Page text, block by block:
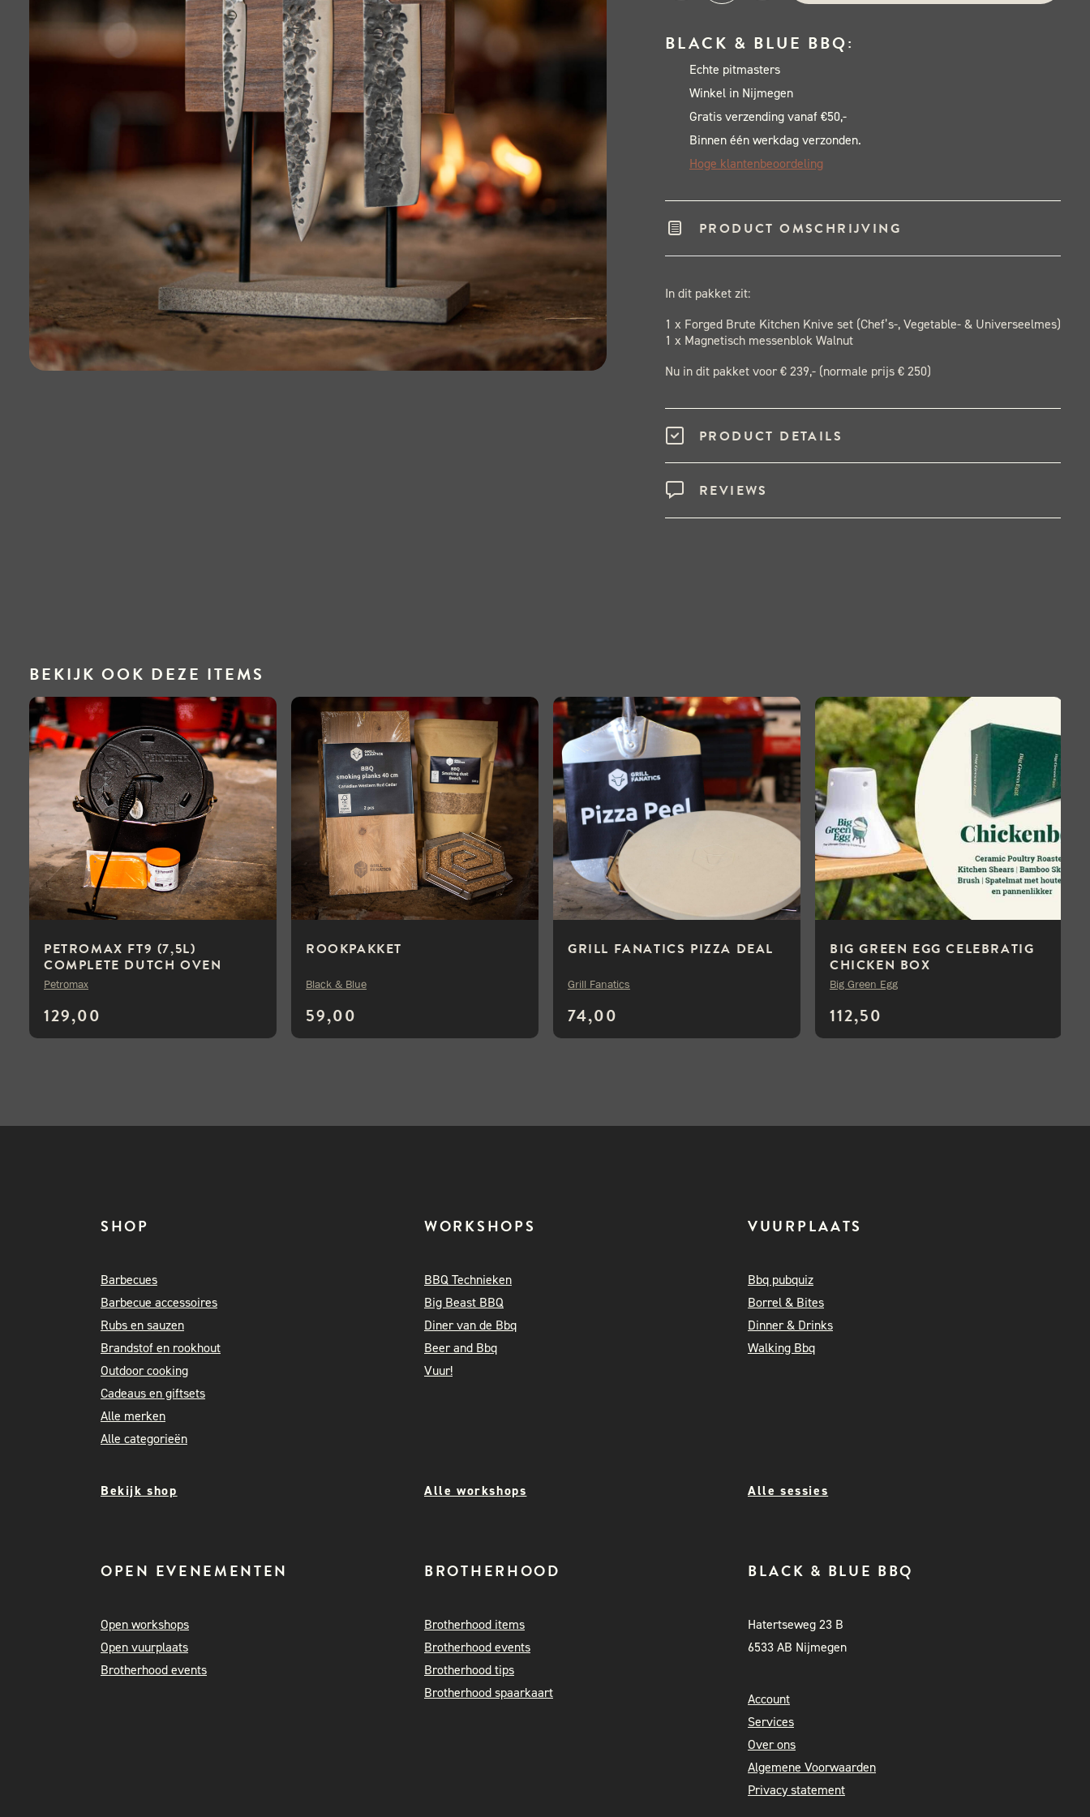
Messenblok
pakket
aantal
BLACK & BLUE BBQ:
Echte pitmasters
Winkel in Nijmegen
Gratis verzending vanaf €50,-
Binnen één werkdag verzonden.
Hoge klantenbeoordeling
PRODUCT OMSCHRIJVING
In dit pakket zit:
1 x Forged Brute Kitchen Knive set (Chef’s-, Vegetable- & Universeelmes)
1 x Magnetisch messenblok Walnut
Nu in dit pakket voor € 239,- (normale prijs € 250)
PRODUCT DETAILS
REVIEWS
BEKIJK OOK DEZE ITEMS
PETROMAX FT9 (7,5L)
COMPLETE DUTCH OVEN
DEAL
129,00
Petromax
ROOKPAKKET
59,00
Black & Blue
GRILL FANATICS PIZZA DEAL
74,00
Grill Fanatics
BIG GREEN EGG CELEBRATIG
CHICKEN BOX
112,50
Big Green Egg
SHOP
Barbecues
Barbecue accessoires
Rubs en sauzen
Brandstof en rookhout
Outdoor cooking
Cadeaus en giftsets
Alle merken
Alle categorieën
WORKSHOPS
BBQ Technieken
Big Beast BBQ
Diner van de Bbq
Beer and Bbq
Vuur!
VUURPLAATS
Bbq pubquiz
Borrel & Bites
Dinner & Drinks
Walking Bbq
Bekijk shop Alle workshops Alle sessies
OPEN EVENEMENTEN
Open workshops
Open vuurplaats
Brotherhood events
BROTHERHOOD
Brotherhood items
Brotherhood events
Brotherhood tips
Brotherhood spaarkaart
BLACK & BLUE BBQ
Hatertseweg 23 B
6533 AB Nijmegen
Account
Services
Over ons
Algemene Voorwaarden
Privacy statement